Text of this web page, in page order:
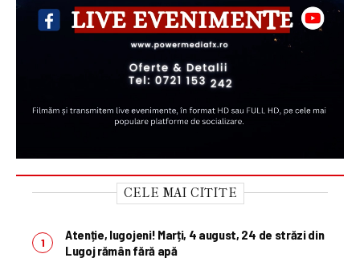
CELE MAI CITITE
Atenție, lugojeni! Marți, 4 august, 24 de străzi din
Lugoj rămân fără apă